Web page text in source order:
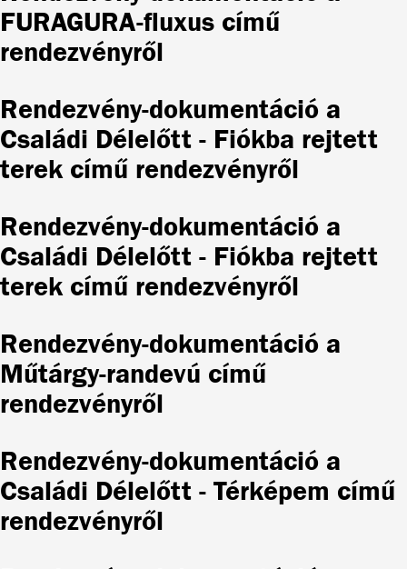
FURAGURA-fluxus című
rendezvényről
Rendezvény-dokumentáció a
Családi Délelőtt - Fiókba rejtett
terek című rendezvényről
Rendezvény-dokumentáció a
Családi Délelőtt - Fiókba rejtett
terek című rendezvényről
Rendezvény-dokumentáció a
Műtárgy-randevú című
rendezvényről
Rendezvény-dokumentáció a
Családi Délelőtt - Térképem című
rendezvényről